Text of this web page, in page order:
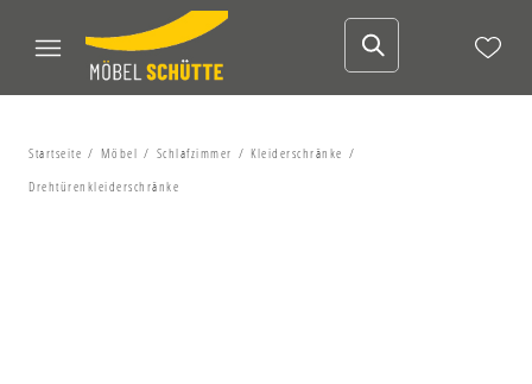
Startseite Möbel Schlafzimmer
Kleiderschränke
Drehtürenkleiderschränke